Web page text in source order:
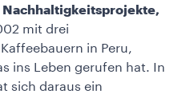
Nachhaltigkeitsprojekte,
mit drei
in Peru,
ins Leben gerufen hat. In
sich daraus ein